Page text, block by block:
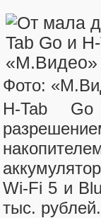
Фото:
H-Tab
Wi-Fi 5 и
тыс. рублей.